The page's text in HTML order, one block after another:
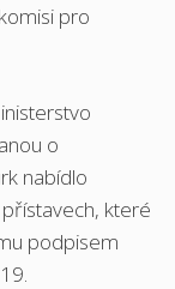
pro
o
nabídlo
které
podpisem